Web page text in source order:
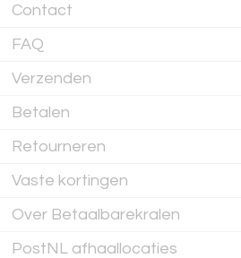
Contact
FAQ
Verzenden
Betalen
Retourneren
Vaste kortingen
Over Betaalbarekralen
PostNL afhaallocaties